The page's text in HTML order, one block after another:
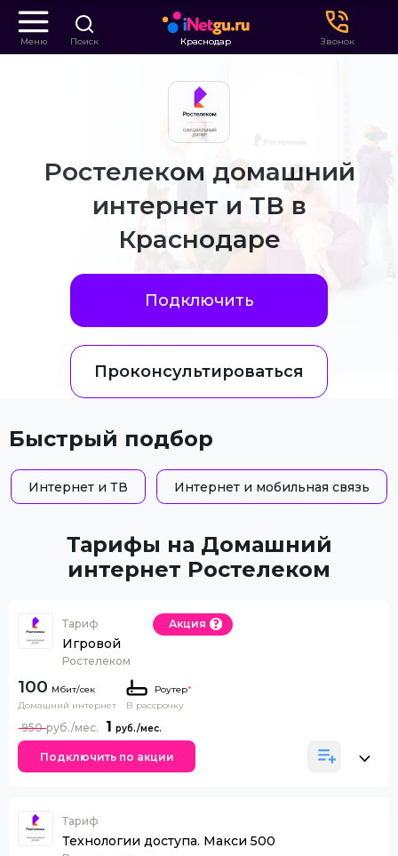
Меню Поиск Краснодар Звонок
Ростелеком домашний
интернет и ТВ в
Краснодаре
Подключить
Проконсультироваться
Быстрый подбор
Интернет и ТВ Интернет и мобильная связь
Тарифы на Домашний
интернет Ростелеком
Тариф
Игровой
Ростелеком
Акция
100
Домашний интернет
Роутер*
В рассрочку
1
950
Подключить по акции
Тариф
Технологии доступа. Макси 500